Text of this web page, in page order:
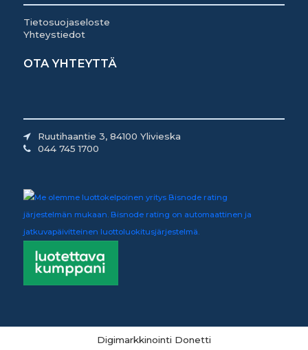
Tietosuojaseloste
Yhteystiedot
OTA YHTEYTTÄ
Ruutihaantie 3, 84100 Ylivieska
044 745 1700
Digimarkkinointi Donetti